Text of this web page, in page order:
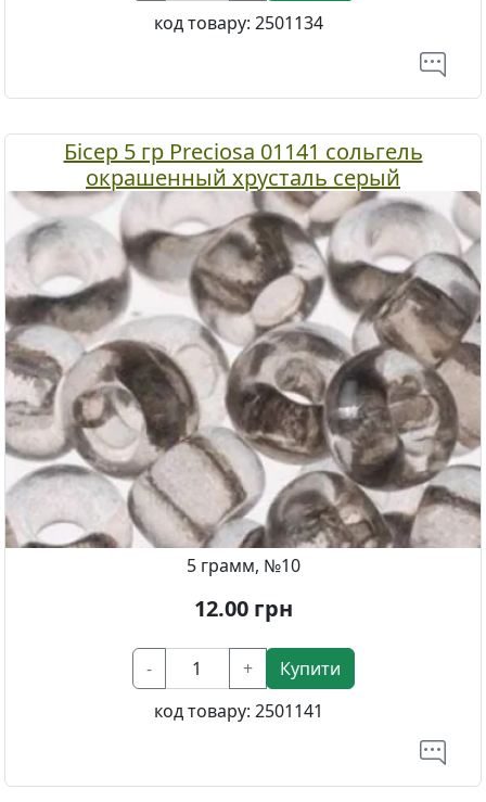
код товару: 2501134
Бісер 5 гр Preciosa 01141 сольгель
окрашенный хрусталь серый
5 грамм, №10
12.00грн
- +
Купити
код товару: 2501141